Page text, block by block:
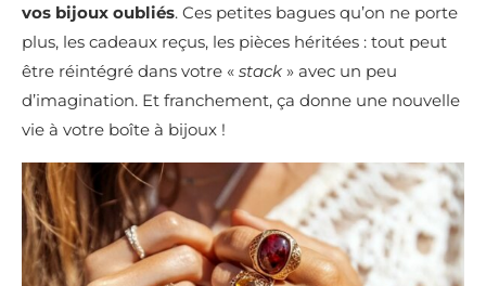
vos bijoux oubliés. Ces petites bagues qu’on ne porte
plus, les cadeaux reçus, les pièces héritées : tout peut
être réintégré dans votre « stack » avec un peu
d’imagination. Et franchement, ça donne une nouvelle
vie à votre boîte à bijoux !